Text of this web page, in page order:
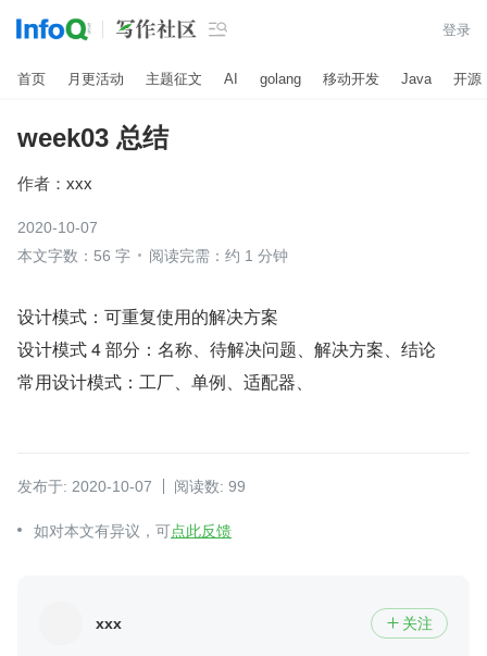
 登录
首页 月更活动 主题征文 AI golang 移动开发 Java 开源
week03 总结
作者： xxx
2020-10-07
本文字数：56 字
阅读完需：约 1 分钟
设计模式：可重复使用的解决方案
设计模式 4 部分：名称、待解决问题、解决方案、结论
常用设计模式：工厂、单例、适配器、
发布于: 2020-10-07 阅读数: 99
如对本文有异议，可点此反馈
xxx  关注